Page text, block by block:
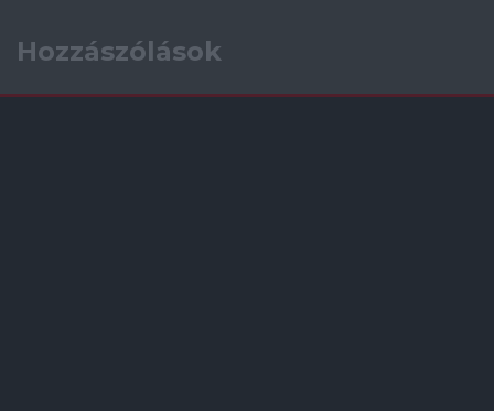
Hozzászólások